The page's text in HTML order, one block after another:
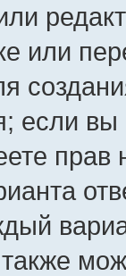
или
если
прав